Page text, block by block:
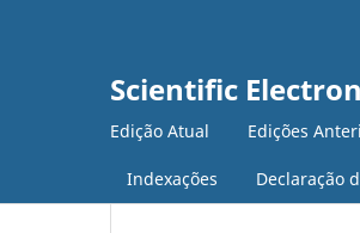
Scientific
Edição Atual Edições
Indexações Declaração